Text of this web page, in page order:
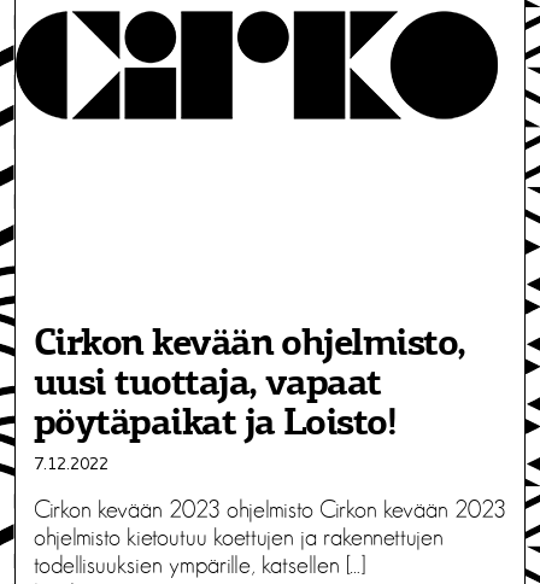
Cirkon kevään ohjelmisto,
uusi tuottaja, vapaat
pöytäpaikat ja Loisto!
7.12.2022
Cirkon kevään 2023 ohjelmisto Cirkon kevään 2023
ohjelmisto kietoutuu koettujen ja rakennettujen
todellisuuksien ympärille, katsellen […]